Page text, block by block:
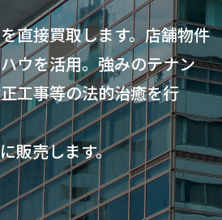
直接買取します。店舗物件
ウを活用。強みのテナン
工事等の法的治癒を行
販売します。